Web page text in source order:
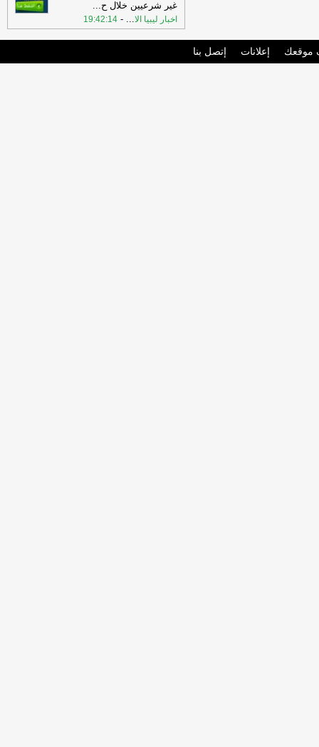
غير شرعيين خلال ح...
اخبار ليبيا الا...
-
19:42:14
موقعك إعلانات إتصل بنا